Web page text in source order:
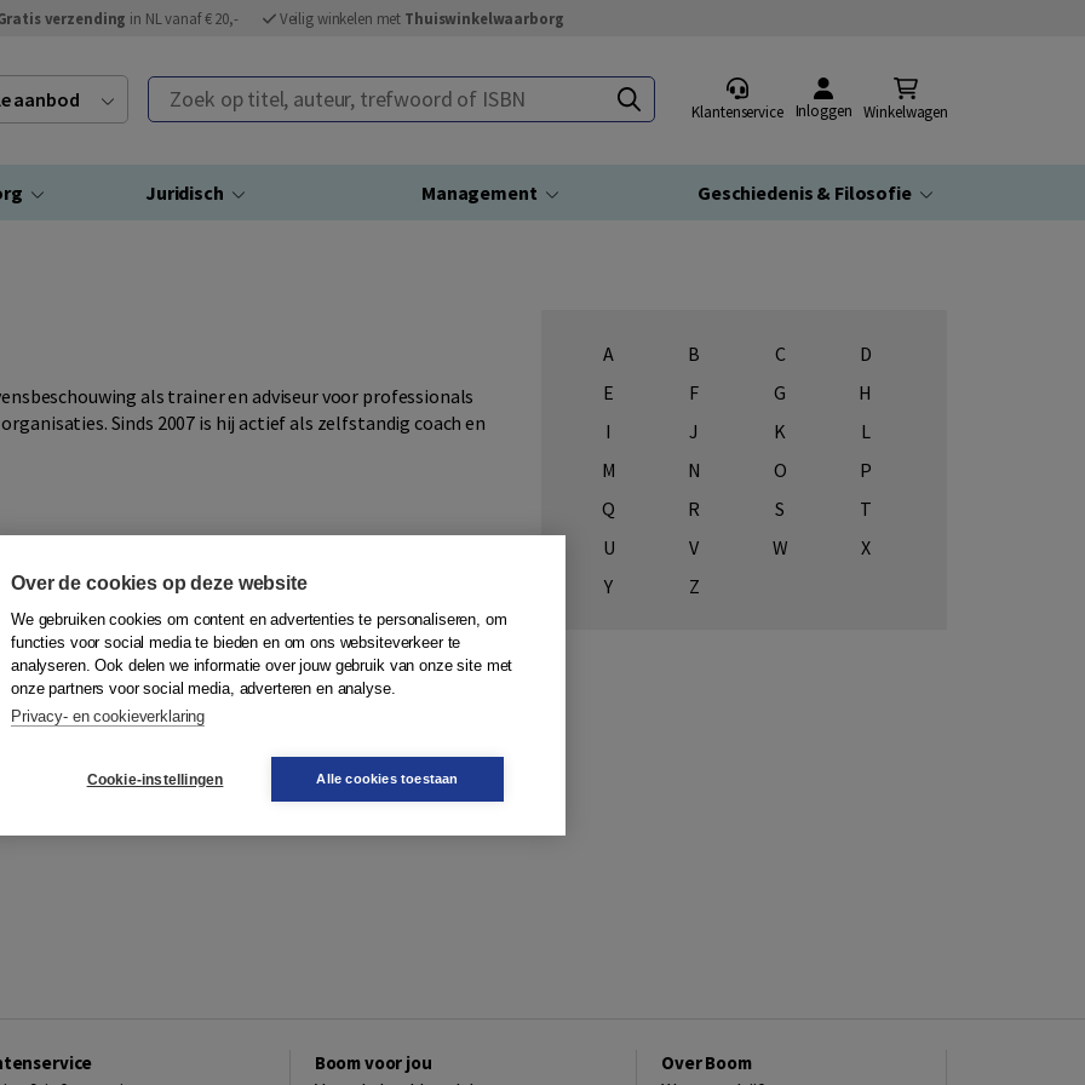
verzending in NL vanaf € 20,- Veilig winkelen met Thuiswinkelwaarborg
aanbod Zoek op titel, auteur, trefwoord of ISBN
Klantenservice Inloggen Winkelwagen
Juridisch Management Geschiedenis & Filosofie
als trainer en adviseur voor professionals
Sinds 2007 is hij actief als zelfstandig coach en
A B C
D
E
F G
H
I
J K
L
M
N O
P
Q
R S
T
U
V W
X
Y
Z
Boom voor jou Over Boom
Over de cookies op deze website
We gebruiken cookies om content en advertenties te personaliseren, om
functies voor social media te bieden en om ons websiteverkeer te
analyseren. Ook delen we informatie over jouw gebruik van onze site met
onze partners voor social media, adverteren en analyse.
Privacy- en cookieverklaring
Cookie-instellingen Alle cookies toestaan